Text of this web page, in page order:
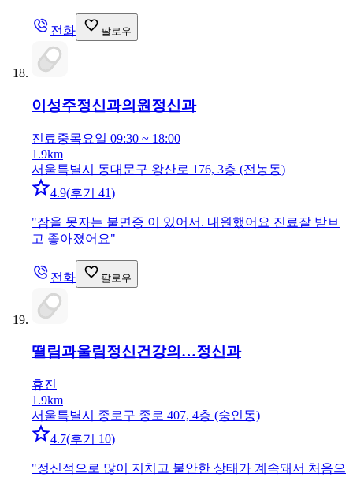
전화 팔로우
이성주정신과의원 정신과
진료중목요일 09:30 ~ 18:00
1.9km
서울특별시 동대문구 왕산로 176, 3층 (전농동)
4.9(후기 41)
"잠을 못자는 불면증 이 있어서. 내원했어요 진료잘 받ㅂ
고 좋아졌어요"
전화 팔로우
떨림과울림정신건강의…정신과
휴진
1.9km
서울특별시 종로구 종로 407, 4층 (숭인동)
4.7(후기 10)
"정신적으로 많이 지치고 불안한 상태가 계속돼서 처음으